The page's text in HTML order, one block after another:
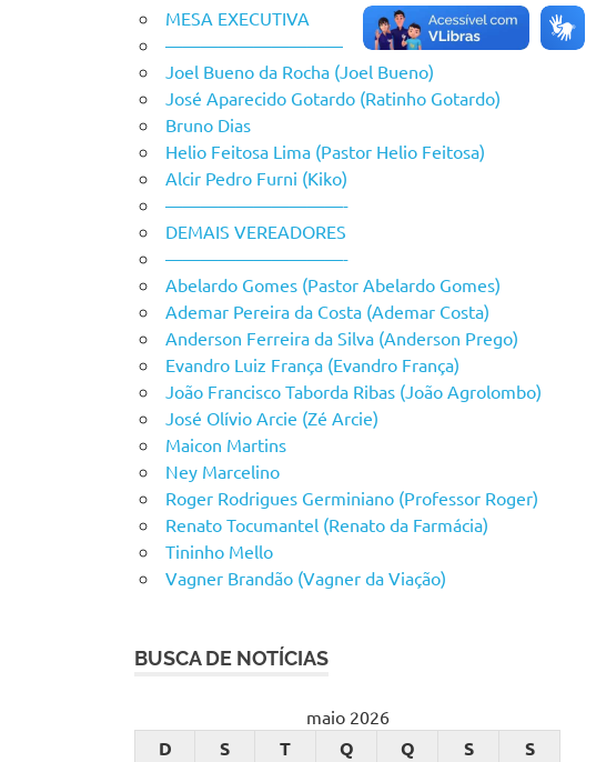
MESA EXECUTIVA
——————————
Joel Bueno da Rocha (Joel Bueno)
José Aparecido Gotardo (Ratinho Gotardo)
Bruno Dias
Helio Feitosa Lima (Pastor Helio Feitosa)
Alcir Pedro Furni (Kiko)
——————————-
DEMAIS VEREADORES
——————————-
Abelardo Gomes (Pastor Abelardo Gomes)
Ademar Pereira da Costa (Ademar Costa)
Anderson Ferreira da Silva (Anderson Prego)
Evandro Luiz França (Evandro França)
João Francisco Taborda Ribas (João Agrolombo)
José Olívio Arcie (Zé Arcie)
Maicon Martins
Ney Marcelino
Roger Rodrigues Germiniano (Professor Roger)
Renato Tocumantel (Renato da Farmácia)
Tininho Mello
Vagner Brandão (Vagner da Viação)
BUSCA DE NOTÍCIAS
maio 2026
D S T Q Q S S